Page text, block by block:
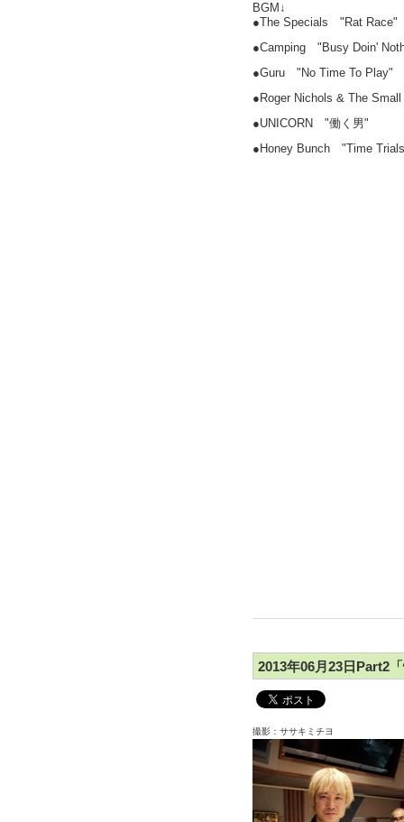
BGM↓
●The Specials "Rat Race"
●Camping "Busy Doin'
●Guru "No Time To Play"
●Roger Nichols & The
●UNICORN "働く男"
●Honey Bunch "Time
2013年06月23日Part2
撮影：ササキミチヨ